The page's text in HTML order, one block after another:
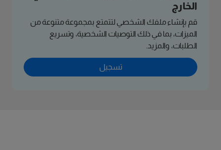
الخارج
قم بإنشاء ملفك الشخصي لتتمتع بمجموعة متنوعة من
الميزات، بما في ذلك التوصيات الشخصية، وتسريع
الطلبات، والمزيد.
تسجيل